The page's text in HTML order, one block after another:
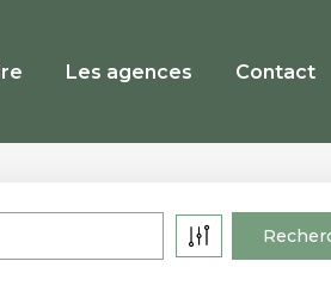
Les agences Contact